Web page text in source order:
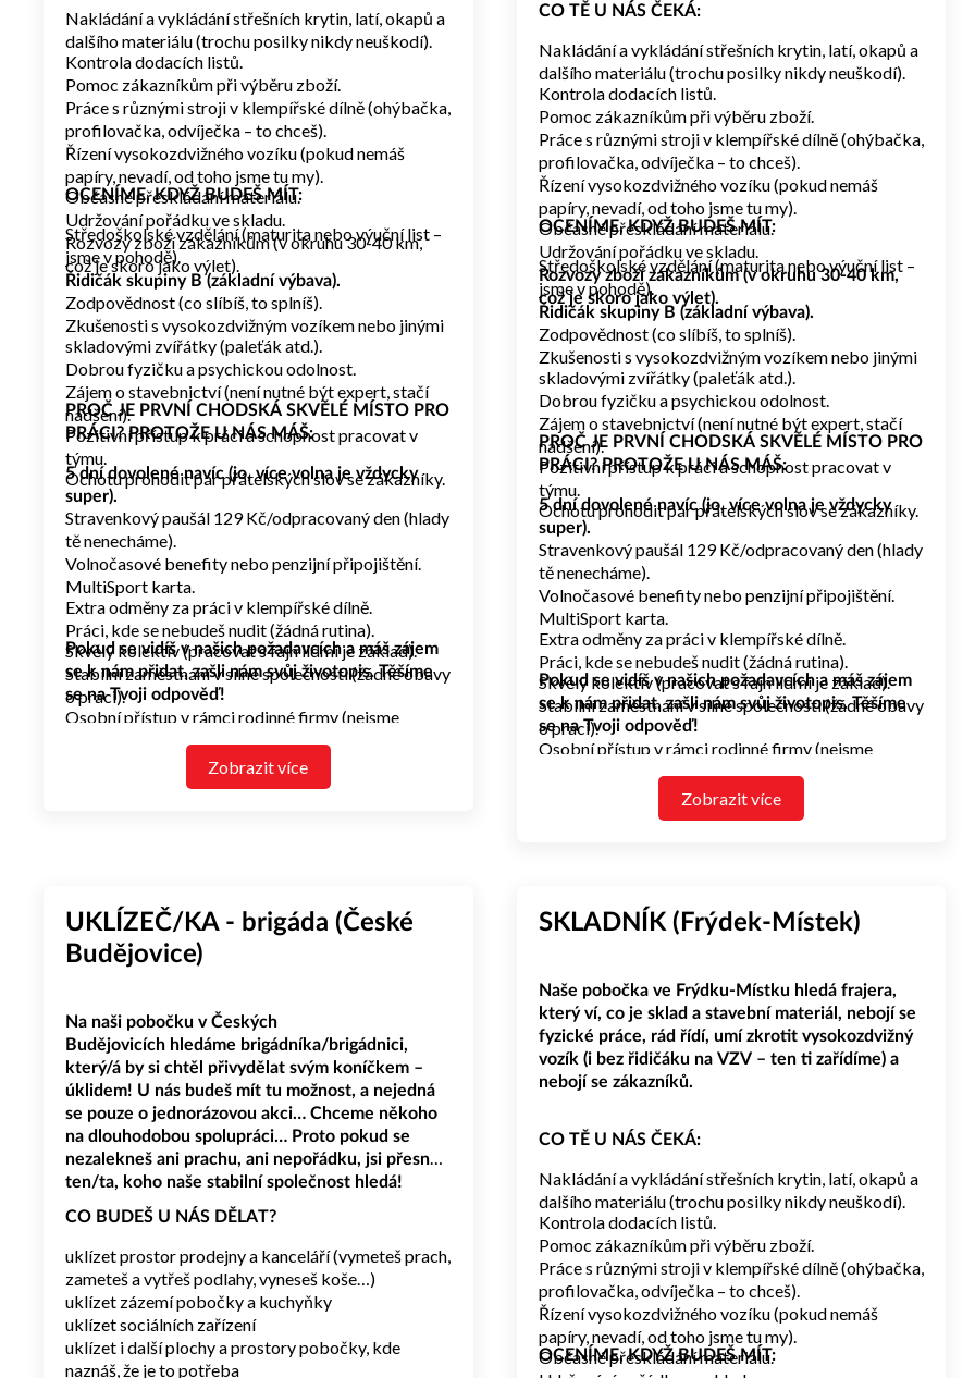
Nakládání a vykládání střešních krytin, latí, okapů a
dalšího materiálu (trochu posilky nikdy neuškodí).
Kontrola dodacích listů.
Pomoc zákazníkům při výběru zboží.
Práce s různými stroji v klempířské dílně (ohýbačka,
profilovačka, odvíječka – to chceš).
Řízení vysokozdvižného vozíku (pokud nemáš
papíry, nevadí, od toho jsme tu my).
Občasné přeskládání materiálu.
Udržování pořádku ve skladu.
Rozvozy zboží zákazníkům (v okruhu 30-40 km,
což je skoro jako výlet).
OCENÍME, KDYŽ BUDEŠ MÍT:
Středoškolské vzdělání (maturita nebo výuční list –
jsme v pohodě).
Řidičák skupiny B (základní výbava).
Zodpovědnost (co slíbíš, to splníš).
Zkušenosti s vysokozdvižným vozíkem nebo jinými
skladovými zvířátky (paleťák atd.).
Dobrou fyzičku a psychickou odolnost.
Zájem o stavebnictví (není nutné být expert, stačí
nadšení).
Pozitivní přístup k práci a schopnost pracovat v
týmu.
Ochotu prohodit pár přátelských slov se zákazníky.
PROČ JE PRVNÍ CHODSKÁ SKVĚLÉ MÍSTO PRO
PRÁCI? PROTOŽE U NÁS MÁŠ:
5 dní dovolené navíc (jo, více volna je vždycky
super).
Stravenkový paušál 129 Kč/odpracovaný den (hlady
tě nenecháme).
Volnočasové benefity nebo penzijní připojištění.
MultiSport karta.
Extra odměny za práci v klempířské dílně.
Práci, kde se nebudeš nudit (žádná rutina).
Skvělý kolektiv (pracovat s fajn lidmi je základ).
Stabilní zaměstnání v silné společnosti (žádné obavy
o práci).
Osobní přístup v rámci rodinné firmy (nejsme
Firemní akce a teambuildingy.
Zaměstnanecké slevy na prodávané zboží.
Pokud se vidíš v našich požadavcích a máš zájem
se k nám přidat, zašli nám svůj životopis. Těšíme
se na Tvoji odpověď!
Zobrazit více
CO TĚ U NÁS ČEKÁ:
Nakládání a vykládání střešních krytin, latí, okapů a
dalšího materiálu (trochu posilky nikdy neuškodí).
Kontrola dodacích listů.
Pomoc zákazníkům při výběru zboží.
Práce s různými stroji v klempířské dílně (ohýbačka,
profilovačka, odvíječka – to chceš).
Řízení vysokozdvižného vozíku (pokud nemáš
papíry, nevadí, od toho jsme tu my).
Občasné přeskládání materiálu.
Udržování pořádku ve skladu.
Rozvozy zboží zákazníkům (v okruhu 30-40 km,
což je skoro jako výlet).
OCENÍME, KDYŽ BUDEŠ MÍT:
Středoškolské vzdělání (maturita nebo výuční list –
jsme v pohodě).
Řidičák skupiny B (základní výbava).
Zodpovědnost (co slíbíš, to splníš).
Zkušenosti s vysokozdvižným vozíkem nebo jinými
skladovými zvířátky (paleťák atd.).
Dobrou fyzičku a psychickou odolnost.
Zájem o stavebnictví (není nutné být expert, stačí
nadšení).
Pozitivní přístup k práci a schopnost pracovat v
týmu.
Ochotu prohodit pár přátelských slov se zákazníky.
PROČ JE PRVNÍ CHODSKÁ SKVĚLÉ MÍSTO PRO
PRÁCI? PROTOŽE U NÁS MÁŠ:
5 dní dovolené navíc (jo, více volna je vždycky
super).
Stravenkový paušál 129 Kč/odpracovaný den (hlady
tě nenecháme).
Volnočasové benefity nebo penzijní připojištění.
MultiSport karta.
Extra odměny za práci v klempířské dílně.
Práci, kde se nebudeš nudit (žádná rutina).
Skvělý kolektiv (pracovat s fajn lidmi je základ).
Stabilní zaměstnání v silné společnosti (žádné obavy
o práci).
Osobní přístup v rámci rodinné firmy (nejsme
Firemní akce a teambuildingy.
Zaměstnanecké slevy na prodávané zboží.
Pokud se vidíš v našich požadavcích a máš zájem
se k nám přidat, zašli nám svůj životopis. Těšíme
se na Tvoji odpověď!
Zobrazit více
UKLÍZEČ/KA - brigáda (České
Budějovice)
Na naši pobočku v Českých
Budějovicích hledáme brigádníka/brigádnici,
který/á by si chtěl přivydělat svým koníčkem –
úklidem! U nás budeš mít tu možnost, a nejedná
se pouze o jednorázovou akci… Chceme někoho
na dlouhodobou spolupráci… Proto pokud se
nezalekneš ani prachu, ani nepořádku, jsi přesně
ten/ta, koho naše stabilní společnost hledá!
CO BUDEŠ U NÁS DĚLAT?
uklízet prostor prodejny a kanceláří (vymeteš prach,
zameteš a vytřeš podlahy, vyneseš koše…)
uklízet zázemí pobočky a kuchyňky
uklízet sociálních zařízení
uklízet i další plochy a prostory pobočky, kde
naznáš, že je to potřeba
SKLADNÍK (Frýdek-Místek)
Naše pobočka ve Frýdku-Místku hledá frajera,
který ví, co je sklad a stavební materiál, nebojí se
fyzické práce, rád řídí, umí zkrotit vysokozdvižný
vozík (i bez řidičáku na VZV – ten ti zařídíme) a
nebojí se zákazníků.
CO TĚ U NÁS ČEKÁ:
Nakládání a vykládání střešních krytin, latí, okapů a
dalšího materiálu (trochu posilky nikdy neuškodí).
Kontrola dodacích listů.
Pomoc zákazníkům při výběru zboží.
Práce s různými stroji v klempířské dílně (ohýbačka,
profilovačka, odvíječka – to chceš).
Řízení vysokozdvižného vozíku (pokud nemáš
papíry, nevadí, od toho jsme tu my).
Občasné přeskládání materiálu.
OCENÍME, KDYŽ BUDEŠ MÍT: